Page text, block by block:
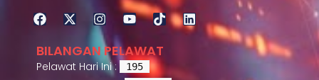
BILANGAN PELAWAT
Pelawat Hari Ini : 195